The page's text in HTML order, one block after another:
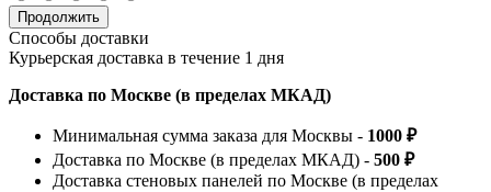
Продолжить
Способы доставки
Курьерская доставка в течение 1 дня
Доставка по Москве (в пределах МКАД)
Минимальная сумма заказа для Москвы - 1000 ₽
Доставка по Москве (в пределах МКАД) - 500 ₽
Доставка стеновых панелей по Москве (в пределах